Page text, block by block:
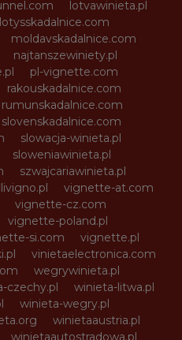
lotvawinieta.pl
lotysskadalnice.com
moldavskadalnice.com
najtanszewiniety.pl
pl-vignette.com
rakouskadalnice.com
rumunskadalnice.com
slovenskadalnice.com
slowacja-winieta.pl
sloweniawinieta.pl
szwajcariawinieta.pl
vignette-at.com
vignette-cz.com
vignette-poland.pl
si.com
vignette.pl
vinietaelectronica.com
wegrywinieta.pl
czechy.pl
winieta-litwa.pl
winieta-wegry.pl
winietaaustria.pl
winietaautostradowa.pl